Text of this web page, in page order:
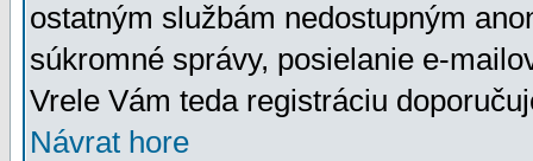
ostatným službám nedostupným
súkromné správy, posielanie e-
Vrele Vám teda registráciu
Návrat hore